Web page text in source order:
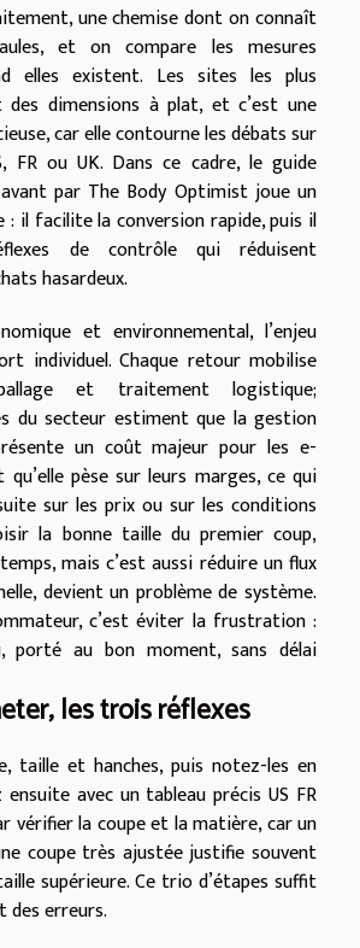
une chemise dont on connaît
et on compare les mesures
elles existent. Les sites les plus
des dimensions à plat, et c’est une
car elle contourne les débats sur
FR ou UK. Dans ce cadre, le guide
par The Body Optimist joue un
: il facilite la conversion rapide, puis il
de contrôle qui réduisent
hasardeux.
et environnemental, l’enjeu
individuel. Chaque retour mobilise
et traitement logistique;
du secteur estiment que la gestion
un coût majeur pour les e-
pèse sur leurs marges, ce qui
sur les prix ou sur les conditions
la bonne taille du premier coup,
mais c’est aussi réduire un flux
devient un problème de système.
c’est éviter la frustration :
porté au bon moment, sans délai
les trois réflexes
taille et hanches, puis notez-les en
avec un tableau précis US FR
vérifier la coupe et la matière, car un
coupe très ajustée justifie souvent
supérieure. Ce trio d’étapes suffit
des erreurs.